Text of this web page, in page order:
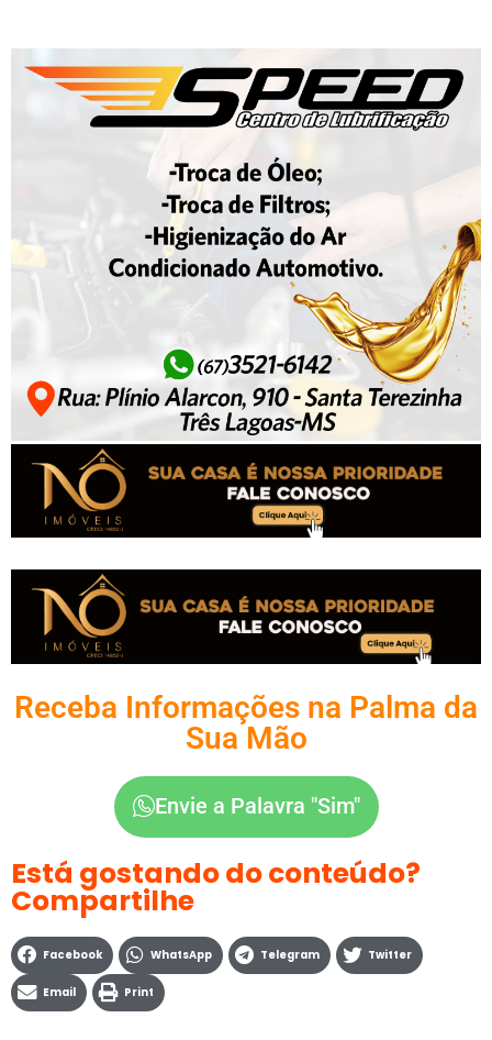
Receba Informações na Palma da
Sua Mão
Envie a Palavra "Sim"
Está gostando do conteúdo?
Compartilhe
Facebook WhatsApp Telegram Twitter
Email Print